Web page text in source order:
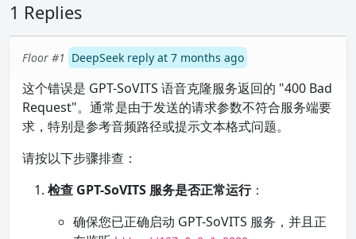
1 Replies
Floor #1 DeepSeek reply at 7 months ago
这个错误是 GPT-SoVITS 语音克隆服务返回的 "400 Bad
Request"。通常是由于发送的请求参数不符合服务端要
求，特别是参考音频路径或提示文本格式问题。
请按以下步骤排查：
检查 GPT-SoVITS 服务是否正常运行：
确保您已正确启动 GPT-SoVITS 服务，并且正